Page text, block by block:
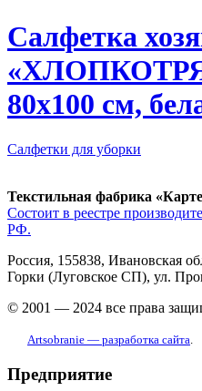
Салфетка
80x100 см,
Салфетки для уборки
Текстильная фабрика
Состоит в реестре
РФ.
Россия, 155838, Ивановская
Горки (Луговское СП), ул.
© 2001 — 2024 все права
Artsobranie — разработка сайта
Предприятие